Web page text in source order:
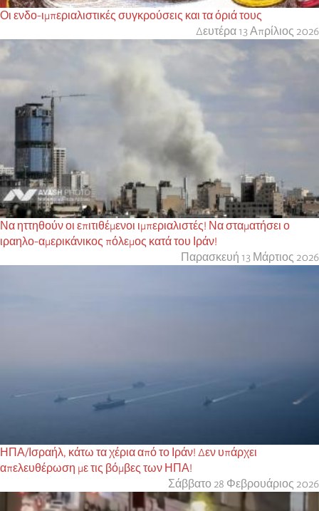
Οι ενδο-ιμπεριαλιστικές συγκρούσεις και τα όριά τους
Δευτέρα 13 Απρίλιος 2026
Να ηττηθούν οι επιτιθέμενοι ιμπεριαλιστές! Να σταματήσει ο
ιραηλο-αμερικάνικος πόλεμος κατά του Ιράν!
Παρασκευή 13 Μάρτιος 2026
ΗΠΑ/Ισραήλ, κάτω τα χέρια από το Ιράν! Δεν υπάρχει
απελευθέρωση με τις βόμβες των ΗΠΑ!
Σάββατο 28 Φεβρουάριος 2026